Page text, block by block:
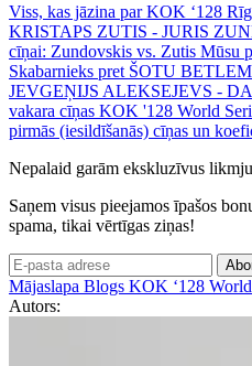
Viss, kas jāzina par KOK ‘128
KRISTAPS ZUTIS - JURIS
cīņai: Zundovskis vs. Zutis Mūsu
Skabarnieks pret ŠOTU
JEVGEŅIJS ALEKSEJEVS -
vakara cīņas KOK '128 World
pirmās (iesildīšanās) cīņas un
Nepalaid garām ekskluzīvus
Saņem visus pieejamos īpašos
spama, tikai vērtīgas ziņas!
Mājaslapa Blogs KOK ‘128
Autors: